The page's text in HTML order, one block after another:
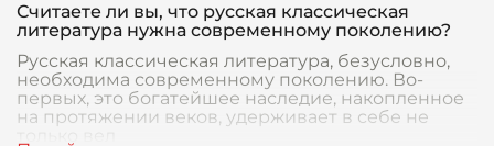
Считаете ли вы, что русская классическая
литература нужна современному поколению?
Русская классическая литература, безусловно,
необходима современному поколению. Во-
первых, это богатейшее наследие, накопленное
на протяжении веков, удерживает в себе не